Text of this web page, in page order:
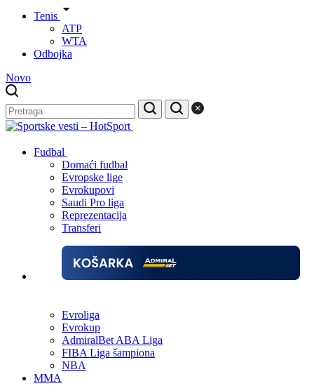
Tenis
ATP
WTA
Odbojka
Novo
Fudbal
Domaći fudbal
Evropske lige
Evrokupovi
Saudi Pro liga
Reprezentacija
Transferi
Evroliga
Evrokup
AdmiralBet ABA Liga
FIBA Liga šampiona
NBA
MMA